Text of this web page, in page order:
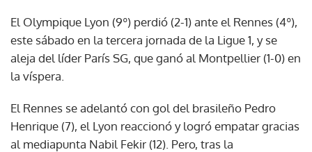
El Olympique Lyon (9º) perdió (2-1) ante el Rennes (4º),
este sábado en la tercera jornada de la Ligue 1, y se
aleja del líder París SG, que ganó al Montpellier (1-0) en
la víspera.
El Rennes se adelantó con gol del brasileño Pedro
Henrique (7), el Lyon reaccionó y logró empatar gracias
al mediapunta Nabil Fekir (12). Pero, tras la